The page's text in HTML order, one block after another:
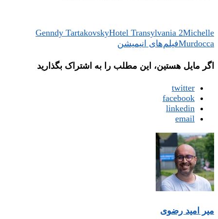
Genndy TartakovskyHotel Transylvania 2Michelle
Murdoccaفیلم‌های انیمیشن
اگر مایل هستین، این مطلب را به اشتراک بگذارید
twitter
facebook
linkedin
email
میر امید رضوی